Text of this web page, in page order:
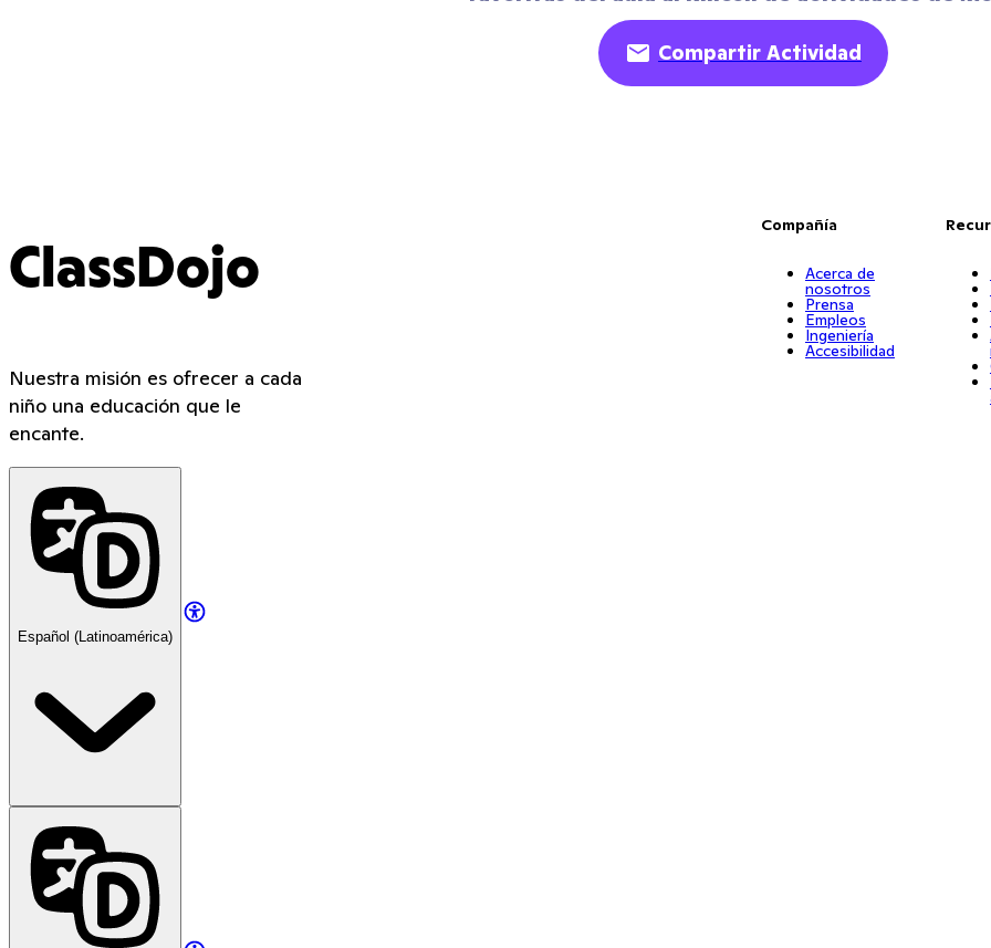
Compartir Actividad
ClassDojo
Nuestra misión es ofrecer a cada
niño una educación que le
encante.
Español (Latinoamérica)
Compañía
Acerca de
nosotros
Prensa
Empleos
Ingeniería
Accesibilidad